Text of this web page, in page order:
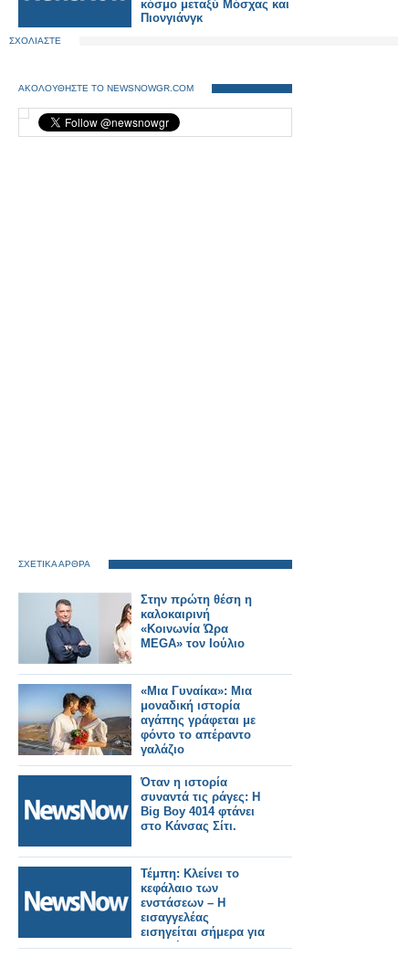
κόσμο μεταξύ Μόσχας και
Πιονγιάνγκ
ΣΧΟΛΙΑΣΤΕ
ΑΚΟΛΟΥΘΗΣΤΕ ΤΟ NEWSNOWGR.COM
ΣΧΕΤΙΚΑ ΑΡΘΡΑ
Στην πρώτη θέση η
καλοκαιρινή
«Κοινωνία Ώρα
MEGA» τον Ιούλιο
«Μια Γυναίκα»: Μια
μοναδική ιστορία
αγάπης γράφεται με
φόντο το απέραντο
γαλάζιο
Όταν η ιστορία
συναντά τις ράγες: Η
Big Boy 4014 φτάνει
στο Κάνσας Σίτι.
Τέμπη: Κλείνει το
κεφάλαιο των
ενστάσεων – Η
εισαγγελέας
εισηγείται σήμερα για
τα αιτήματα